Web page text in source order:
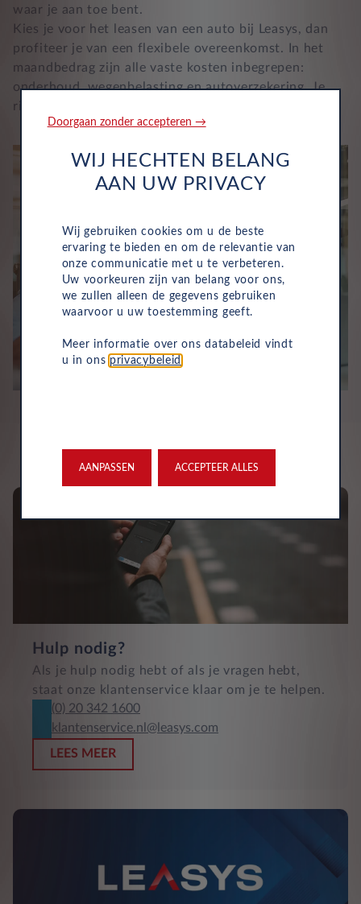
waar je aan toe bent.
Kies je voor het leasen van een auto bij Leasys, dan
profiteer je van een flexibele overeenkomst. In het
maandbedrag zijn alle vaste kosten inbegrepen:
onderhoud, wegenbelasting en autoverzekering. Je
rijdt dus zonder verrassingen.
Hulp nodig?
Als je hulp nodig hebt of als je vragen hebt,
staat onze klantenservice klaar om je te helpen.
(0) 20 342 1600
klantenservice.nl@leasys.com
LEES MEER
Doorgaan zonder accepteren →
WIJ HECHTEN BELANG
AAN UW PRIVACY
Wij gebruiken cookies om u de beste
ervaring te bieden en om de relevantie van
onze communicatie met u te verbeteren.
Uw voorkeuren zijn van belang voor ons,
we zullen alleen de gegevens gebruiken
waarvoor u uw toestemming geeft.
Meer informatie over ons databeleid vindt
u in ons privacybeleid
AANPASSEN ACCEPTEER ALLES